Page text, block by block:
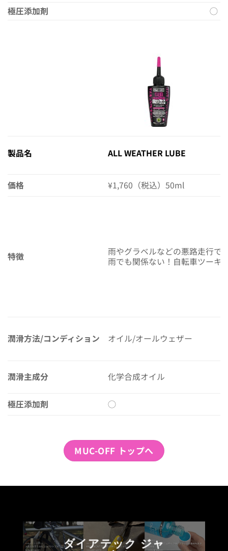
極圧添加剤
◯
製品名 ALL WEATHER LUBE
価格 ¥1,760（税込）50ml
特徴
雨やグラベルなどの悪路走行で
雨でも関係ない！自転車ツーキ
潤滑方法/コンディション オイル/オールウェザー
潤滑主成分 化学合成オイル
極圧添加剤 ◯
MUC-OFF トップへ
ダイアテック ジャ